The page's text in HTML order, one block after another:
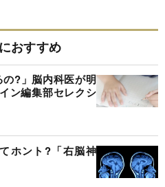
おすすめ
の?」脳内科医が明
ン編集部セレクシ
ホント?「右脳神